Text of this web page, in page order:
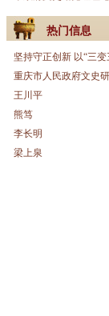
热门信息
坚持守正创新 以“三
重庆市人民政府文史
王川平
熊笃
李长明
梁上泉